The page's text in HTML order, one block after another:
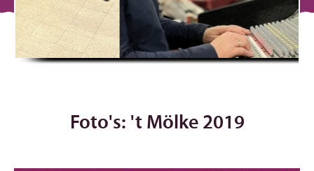
Foto's: 't Mölke 2019